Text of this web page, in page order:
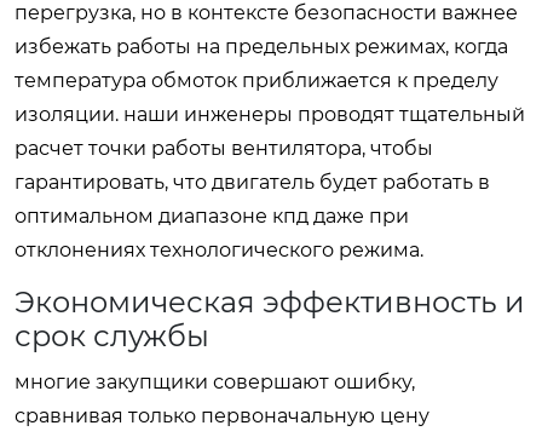
перегрузка, но в контексте безопасности важнее
избежать работы на предельных режимах, когда
температура обмоток приближается к пределу
изоляции. наши инженеры проводят тщательный
расчет точки работы вентилятора, чтобы
гарантировать, что двигатель будет работать в
оптимальном диапазоне кпд даже при
отклонениях технологического режима.
Экономическая эффективность и
срок службы
многие закупщики совершают ошибку,
сравнивая только первоначальную цену